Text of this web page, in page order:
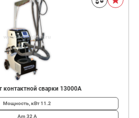
контактной сварки 13000А
Мощность, кВт11.2
Am 32 А